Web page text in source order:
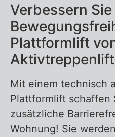
Verbessern
Plattformlift
Mit einem technisch
Plattformlift schaffen
zusätzliche
Wohnung! Sie